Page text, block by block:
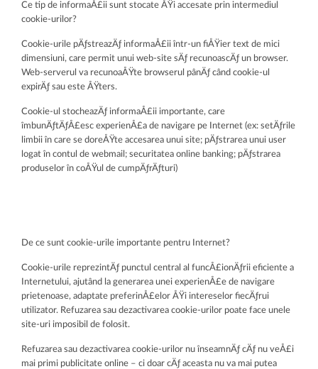
Ce tip de informaÅ£ii sunt stocate ÅŸi accesate prin intermediul
cookie-urilor?
Cookie-urile pÄƒstreazÄƒ informaÅ£ii într-un fiÅŸier text de mici
dimensiuni, care permit unui web-site sÄƒ recunoascÄƒ un browser.
Web-serverul va recunoaÅŸte browserul pânÄƒ când cookie-ul
expirÄƒ sau este ÅŸters.
Cookie-ul stocheazÄƒ informaÅ£ii importante, care
îmbunÄƒtÄƒÅ£esc experienÅ£a de navigare pe Internet (ex: setÄƒrile
limbii în care se doreÅŸte accesarea unui site; pÄƒstrarea unui user
logat în contul de webmail; securitatea online banking; pÄƒstrarea
produselor în coÅŸul de cumpÄƒrÄƒturi)
De ce sunt cookie-urile importante pentru Internet?
Cookie-urile reprezintÄƒ punctul central al funcÅ£ionÄƒrii eficiente a
Internetului, ajutând la generarea unei experienÅ£e de navigare
prietenoase, adaptate preferinÅ£elor ÅŸi intereselor fiecÄƒrui
utilizator. Refuzarea sau dezactivarea cookie-urilor poate face unele
site-uri imposibil de folosit.
Refuzarea sau dezactivarea cookie-urilor nu înseamnÄƒ cÄƒ nu veÅ£i
mai primi publicitate online – ci doar cÄƒ aceasta nu va mai putea